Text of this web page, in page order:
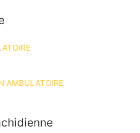
AMBULATOIRE